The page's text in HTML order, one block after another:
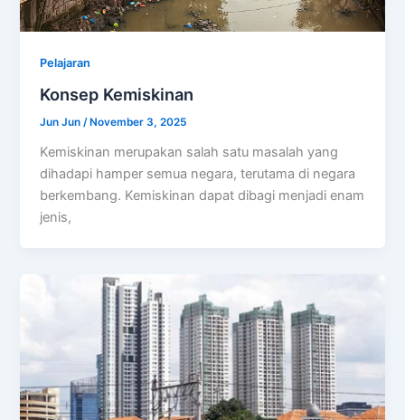
Pelajaran
Konsep Kemiskinan
Jun Jun/November 3, 2025
Kemiskinan merupakan salah satu masalah yang
dihadapi hamper semua negara, terutama di negara
berkembang. Kemiskinan dapat dibagi menjadi enam
jenis,